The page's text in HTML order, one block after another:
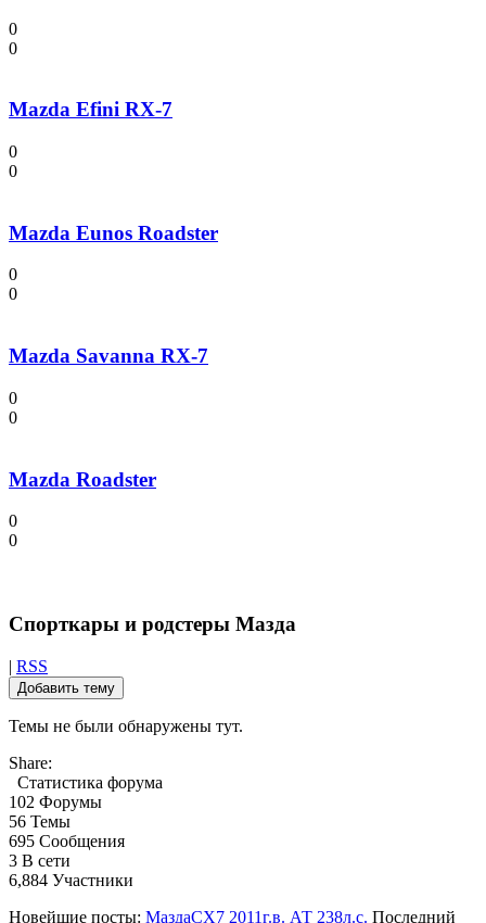
0
0
Mazda Efini RX-7
0
0
Mazda Eunos Roadster
0
0
Mazda Savanna RX-7
0
0
Mazda Roadster
0
0
Спорткары и родстеры Мазда
| RSS
Добавить тему
Темы не были обнаружены тут.
Share:
Статистика форума
102 Форумы
56 Темы
695 Сообщения
3 В сети
6,884 Участники
Новейшие посты: МаздаCX7 2011г.в. АТ 238л.с. Последний